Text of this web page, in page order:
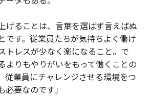
げることは、言葉を選ばず言えばぬ
です。従業員たちが気持ちよく働け
トレスが少なく楽になること。で
よりもやりがいをもって働くことの
従業員にチャレンジさせる環境をつ
必要なのです」